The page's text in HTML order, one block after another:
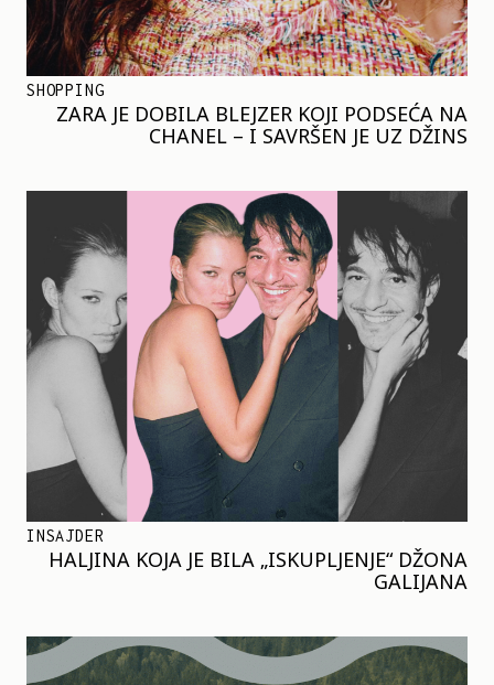
SHOPPING
ZARA JE DOBILA BLEJZER KOJI PODSEĆA NA
CHANEL – I SAVRŠEN JE UZ DŽINS
INSAJDER
HALJINA KOJA JE BILA „ISKUPLJENJE“ DŽONA
GALIJANA